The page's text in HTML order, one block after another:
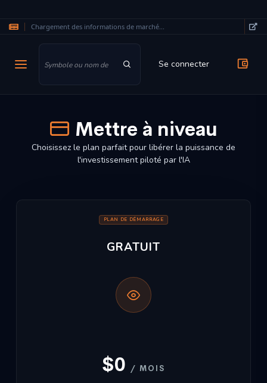
Chargement des informations de marché...
Se connecter
Mettre à niveau
Choisissez le plan parfait pour libérer la puissance de
l'investissement piloté par l'IA
PLAN DE DÉMARRAGE
GRATUIT
$0 / MOIS